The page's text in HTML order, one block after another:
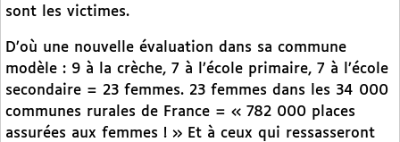
sont les victimes.
D’où une nouvelle évaluation dans sa commune
modèle : 9 à la crèche, 7 à l’école primaire, 7 à l’école
secondaire = 23 femmes. 23 femmes dans les 34 000
communes rurales de France = « 782 000 places
assurées aux femmes ! » Et à ceux qui ressasseront